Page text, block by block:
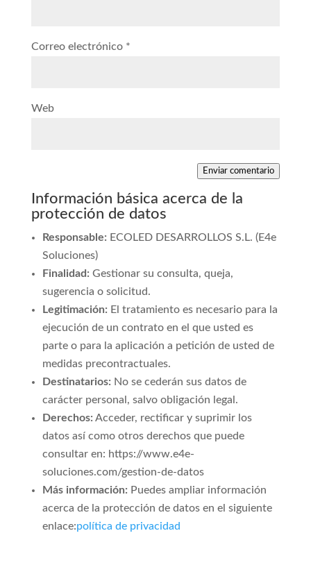
Correo electrónico *
Web
Enviar comentario
Información básica acerca de la
protección de datos
Responsable: ECOLED DESARROLLOS S.L. (E4e
Soluciones)
Finalidad: Gestionar su consulta, queja,
sugerencia o solicitud.
Legitimación: El tratamiento es necesario para la
ejecución de un contrato en el que usted es
parte o para la aplicación a petición de usted de
medidas precontractuales.
Destinatarios: No se cederán sus datos de
carácter personal, salvo obligación legal.
Derechos: Acceder, rectificar y suprimir los
datos así como otros derechos que puede
consultar en: https://www.e4e-
soluciones.com/gestion-de-datos
Más información: Puedes ampliar información
acerca de la protección de datos en el siguiente
enlace:política de privacidad